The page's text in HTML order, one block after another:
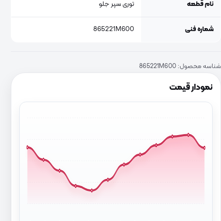
نمودار قیمت
نام قطعه توری سپر جلو
شماره فنی 865221M600
شناسه محصول: 865221M600